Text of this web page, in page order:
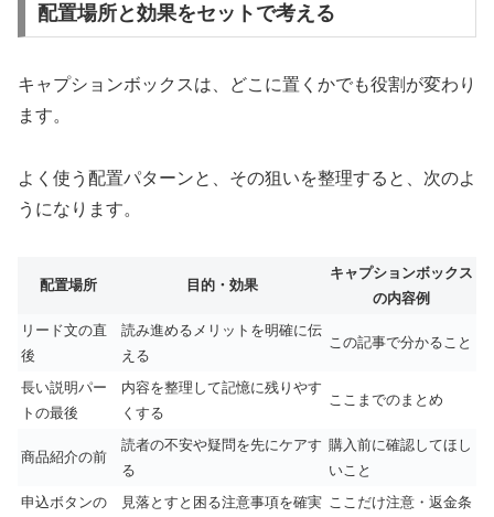
配置場所と効果をセットで考える
キャプションボックスは、どこに置くかでも役割が変わり
ます。
よく使う配置パターンと、その狙いを整理すると、次のよ
うになります。
配置場所 目的・効果
キャプションボックス
の内容例
リード文の直
後
読み進めるメリットを明確に伝
える
この記事で分かること
長い説明パー
トの最後
内容を整理して記憶に残りやす
くする
ここまでのまとめ
商品紹介の前
読者の不安や疑問を先にケアす
る
購入前に確認してほし
いこと
申込ボタンの
見落とすと困る注意事項を確実 ここだけ注意・返金条